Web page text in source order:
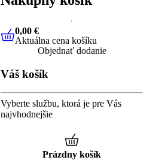
0,00 €Aktuálna cena košíku
0,00 €
Aktuálna cena košíku
Objednať dodanie
Váš košík
Vyberte službu, ktorá je pre Vás
najvhodnejšie
Prázdny košík